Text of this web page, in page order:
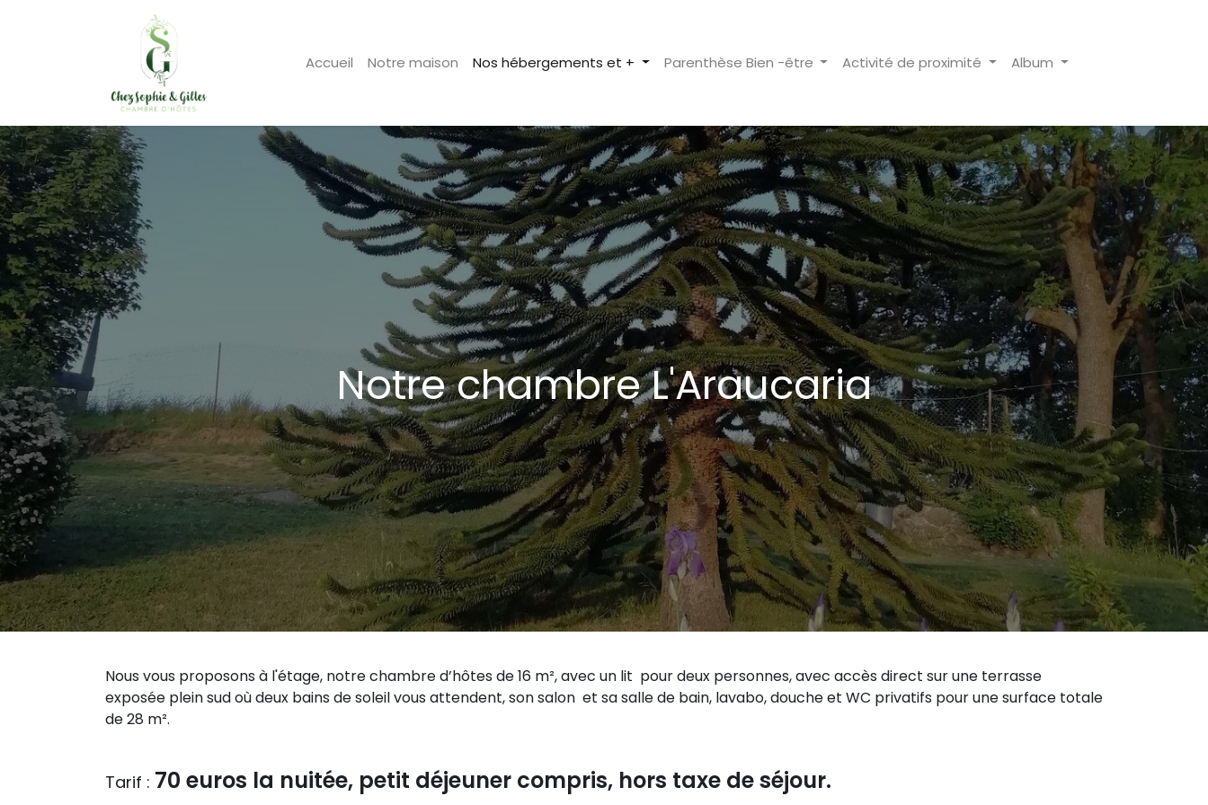
Accueil Notre maison Nos hébergements et + Parenthèse Bien -être Activité de proximité Album
Notre chambre L'Araucaria
Nous vous proposons à l'étage, notre chambre d’hôtes de 16 m², avec un lit pour deux personnes, avec accès direct sur une terrasse
exposée plein sud où deux bains de soleil vous attendent, son salon et sa salle de bain, lavabo, douche et WC privatifs pour une surface totale
de 28 m².
Tarif : 70 euros la nuitée, petit déjeuner compris, hors taxe de séjour.